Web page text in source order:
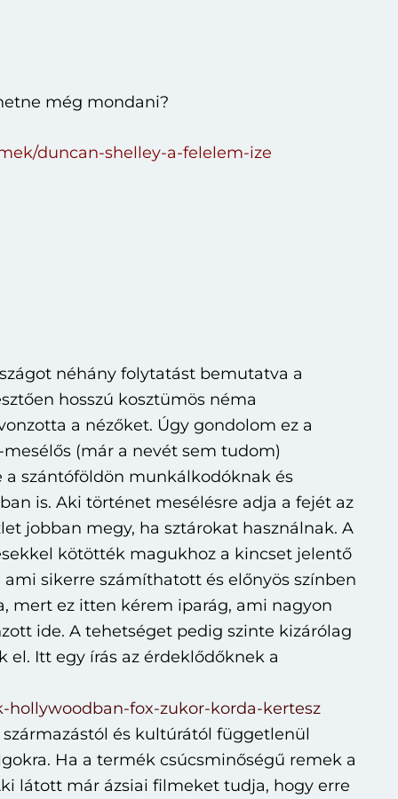
még mondani?
duncan-shelley-a-felelem-ize
néhány folytatást bemutatva a
hosszú kosztümös néma
a nézőket. Úgy gondolom ez a
(már a nevét sem tudom)
szántóföldön munkálkodóknak és
is. Aki történet mesélésre adja a fejét az
jobban megy, ha sztárokat használnak. A
kötötték magukhoz a kincset jelentő
sikerre számíthatott és előnyös színben
mert ez itten kérem iparág, ami nagyon
ide. A tehetséget pedig szinte kizárólag
Itt egy írás az érdeklődőknek a
fox-zukor-korda-kertesz
és kultúrától függetlenül
Ha a termék csúcsminőségű remek a
látott már ázsiai filmeket tudja, hogy erre